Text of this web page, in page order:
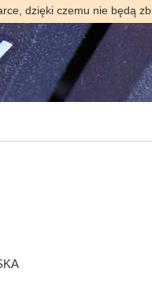
dzięki czemu nie będą